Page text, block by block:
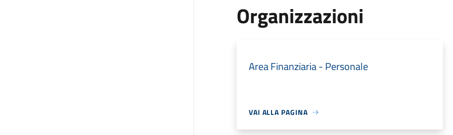
Organizzazioni
Area Finanziaria - Personale
VAI ALLA PAGINA